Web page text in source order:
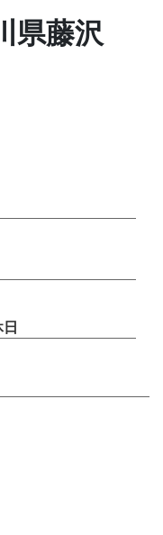
県藤沢